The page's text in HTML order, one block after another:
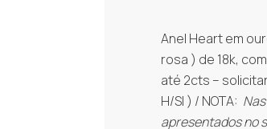
Anel Heart em
rosa ) de 18k,
até 2cts –
H/SI ) / NOTA:
apresentados no